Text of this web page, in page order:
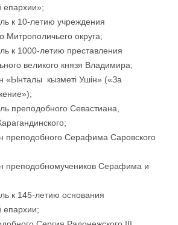
епархии»;
к 10-летию учреждения
Митрополичьего округа;
к 1000-летию преставления
великого князя Владимира;
«Ынталы кызметi Ушiн» («За
преподобного Севастиана,
преподобного Серафима Саровского
преподобномучеников Серафима и
к 145-летию основания
епархии;